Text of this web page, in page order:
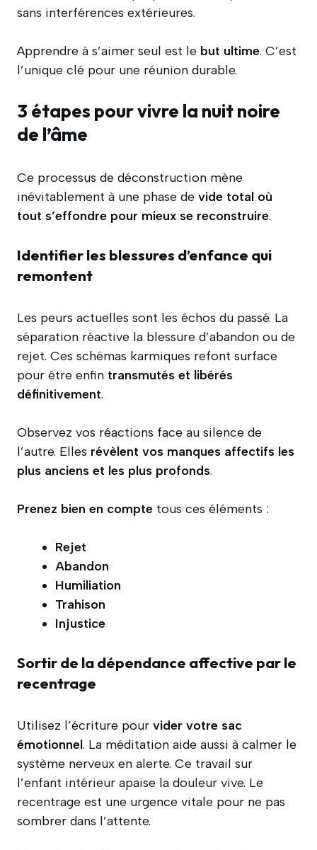
sans interférences extérieures.
Apprendre à s’aimer seul est le but ultime. C’est
l’unique clé pour une réunion durable.
3 étapes pour vivre la nuit noire
de l’âme
Ce processus de déconstruction mène
inévitablement à une phase de vide total où
tout s’effondre pour mieux se reconstruire.
Identifier les blessures d’enfance qui
remontent
Les peurs actuelles sont les échos du passé. La
séparation réactive la blessure d’abandon ou de
rejet. Ces schémas karmiques refont surface
pour être enfin transmutés et libérés
définitivement.
Observez vos réactions face au silence de
l’autre. Elles révèlent vos manques affectifs les
plus anciens et les plus profonds.
Prenez bien en compte tous ces éléments :
Rejet
Abandon
Humiliation
Trahison
Injustice
Sortir de la dépendance affective par le
recentrage
Utilisez l’écriture pour vider votre sac
émotionnel. La méditation aide aussi à calmer le
système nerveux en alerte. Ce travail sur
l’enfant intérieur apaise la douleur vive. Le
recentrage est une urgence vitale pour ne pas
sombrer dans l’attente.